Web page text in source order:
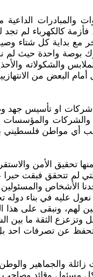
والمبادرات
كالكهرباء لم تجد
مع بداية كل شتاء
بوصة واحدة حيث
والشكولاته
البعض من
شركات او تأسيس
والشركات
أي مواطن فلسطيني
تحقيق الأمن
لم تتحقق فبقت حبرا
الأشخاص والمسئولين
عليه في بناء
لهم، ونبقى على هذا
وتزعزع الثقة ما
تعد تتحفظ عن تصرفات
والجماهير